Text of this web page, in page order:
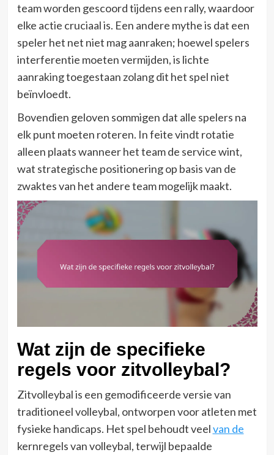
team worden gescoord tijdens een rally, waardoor
elke actie cruciaal is. Een andere mythe is dat een
speler het net niet mag aanraken; hoewel spelers
interferentie moeten vermijden, is lichte
aanraking toegestaan zolang dit het spel niet
beïnvloedt.
Bovendien geloven sommigen dat alle spelers na
elk punt moeten roteren. In feite vindt rotatie
alleen plaats wanneer het team de service wint,
wat strategische positionering op basis van de
zwaktes van het andere team mogelijk maakt.
Wat zijn de specifieke
regels voor zitvolleybal?
Zitvolleybal is een gemodificeerde versie van
traditioneel volleybal, ontworpen voor atleten met
fysieke handicaps. Het spel behoudt veelvan de
kernregels van volleybal, terwijl bepaalde